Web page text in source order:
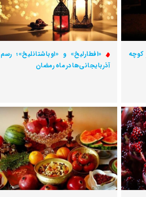
«افطارلیخ» و «اوباشتانلیخ»؛ رسم
آذربایجانی‌ها در ماه رمضان